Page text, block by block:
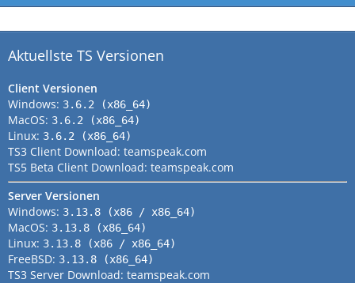
Aktuellste TS Versionen
Client Versionen
Windows: 3.6.2 (x86_64)
MacOS: 3.6.2 (x86_64)
Linux: 3.6.2 (x86_64)
TS3 Client Download: teamspeak.com
TS5 Beta Client Download: teamspeak.com
Server Versionen
Windows: 3.13.8 (x86 / x86_64)
MacOS: 3.13.8 (x86_64)
Linux: 3.13.8 (x86 / x86_64)
FreeBSD: 3.13.8 (x86_64)
TS3 Server Download: teamspeak.com